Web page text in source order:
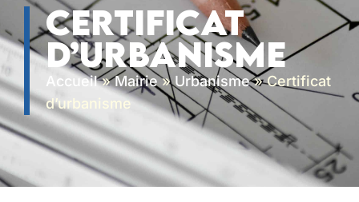
Certificat
d’urbanisme
Accueil»Mairie»Urbanisme»Certificat
d’urbanisme